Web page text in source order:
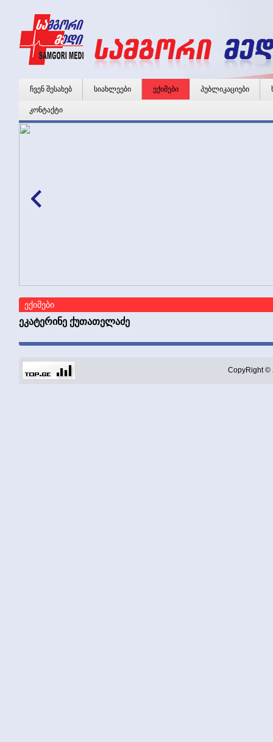
ჩვენ შესახებ სიახლეები ექიმები პუბლიკაციები
კონტაქტი
ექიმები
ეკატერინე ქუთათელაძე
CopyRight ©